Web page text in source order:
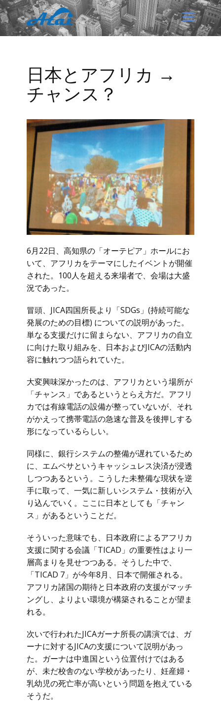
日本とアフリカ →
チャンス？
6月22日、高知県の「オーテピア」ホールにお
いて、アフリカをテーマにしたイベントが開催
された。100人を超える来場者で、会場は大盛
況であった。
冒頭、JICA四国所長より「SDGs」(持続可能な
発展のための目標) についての説明があった。
単なる支援だけに留まらない、アフリカの自立
に向けた取り組みを、日本およびJICAの活動内
容に触れつつ語られていた。
大変興味深かったのは、アフリカという場所が
「チャンス」であるというとらえ方だ。アフリ
カでは有線電話の設備が整っていないが、それ
がかえって携帯電話の急速な普及を後押しする
形になっているらしい。
同様に、銀行システムの整備が遅れているため
に、エムペサというキャッシュレス決済が浸透
しつつあるという。こうした未整備な現状を逆
手に取って、一気に新しいシステム・技術が入
り込んでいく。ここに日本としても「チャン
ス」があるということだ。
そういった意味でも、日本政府によるアフリカ
支援に関する会議「TICAD」の重要性はより一
層高まりを見せつつある。そうした中で、
「TICAD 7」が今年8月、日本で開催される。
アフリカ諸国の期待と日本政府の支援がマッチ
ングし、よりよい環境が構築されることが望ま
れる。
次いで行われたJICAガーナ所長の講演では、ガ
ーナに対するJICAの支援について説明があっ
た。ガーナは中進国という位置付けではある
が、未だ校舎のない学校があったり、妊産婦・
乳幼児の死亡率が高いという問題を抱えている
そうだ。